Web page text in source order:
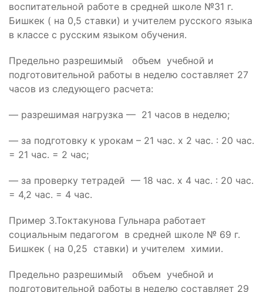
воспитательной работе в средней школе №31 г.
Бишкек ( на 0,5 ставки) и учителем русского языка
в классе с русским языком обучения.
Предельно разрешимый объем учебной и
подготовительной работы в неделю составляет 27
часов из следующего расчета:
— разрешимая нагрузка — 21 часов в неделю;
— за подготовку к урокам – 21 час. х 2 час. : 20 час.
= 21 час. = 2 час;
— за проверку тетрадей — 18 час. х 4 час. : 20 час.
= 4,2 час. = 4 час.
Пример 3.Токтакунова Гульнара работает
социальным педагогом в средней школе № 69 г.
Бишкек ( на 0,25 ставки) и учителем химии.
Предельно разрешимый объем учебной и
подготовительной работы в неделю составляет 29